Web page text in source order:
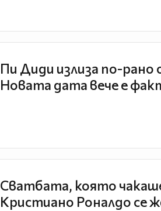
Пи Диди излиза по-рано
Новата дата вече е
Сватбата, която
Кристиано Роналдо се